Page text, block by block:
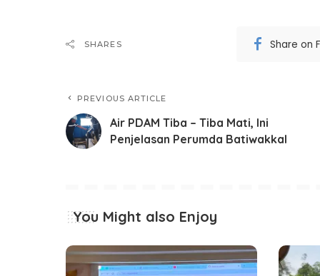
SHARES Share on
PREVIOUS ARTICLE
Air PDAM Tiba – Tiba Mati, Ini
Penjelasan Perumda Batiwakkal
You Might also Enjoy